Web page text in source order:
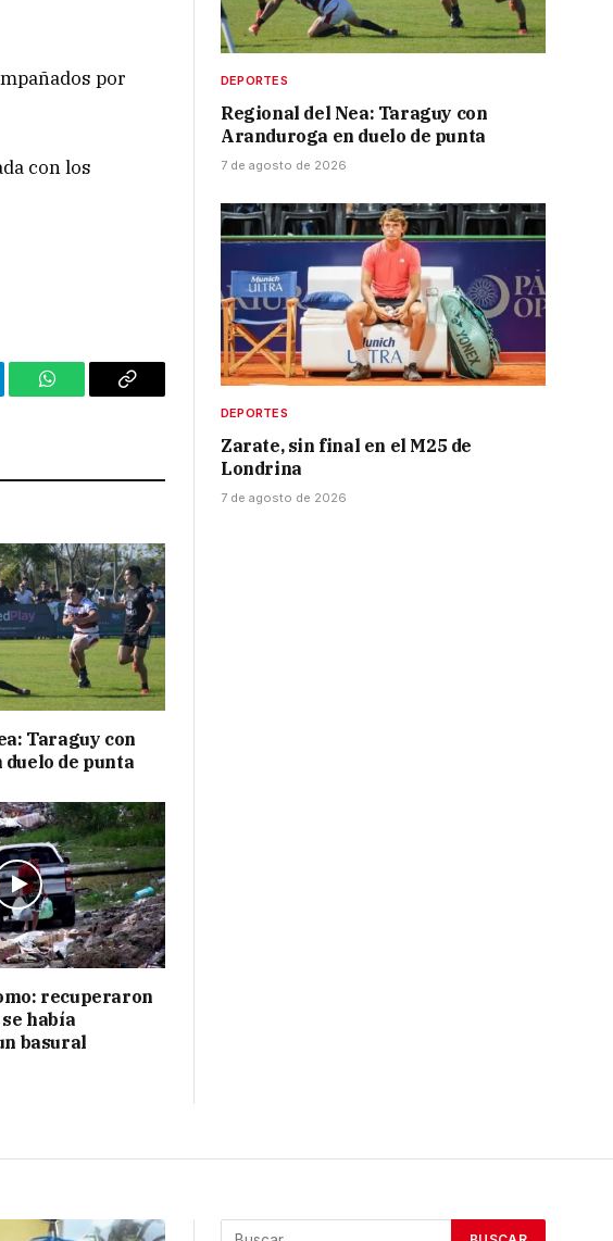
por
con los
WhatsAppCopy
Taraguy con
de punta
recuperaron
había
basural
DEPORTES
Regional del Nea: Taraguy con
Aranduroga en duelo de punta
7 de agosto de 2026
DEPORTES
Zarate, sin final en el M25 de
Londrina
7 de agosto de 2026